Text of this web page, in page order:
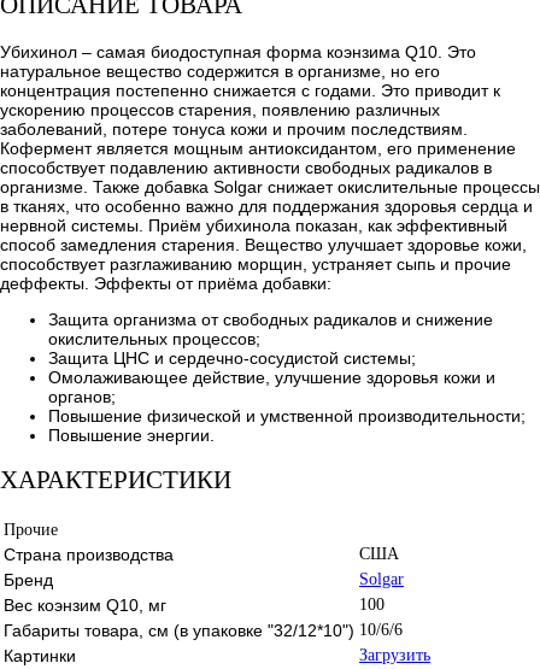
Убихинол – самая биодоступная форма коэнзима Q10. Это
натуральное вещество содержится в организме, но его
концентрация постепенно снижается с годами. Это приводит к
ускорению процессов старения, появлению различных
заболеваний, потере тонуса кожи и прочим последствиям.
Кофермент является мощным антиоксидантом, его применение
способствует подавлению активности свободных радикалов в
организме. Также добавка Solgar снижает окислительные процессы
в тканях, что особенно важно для поддержания здоровья сердца и
нервной системы. Приём убихинола показан, как эффективный
способ замедления старения. Вещество улучшает здоровье кожи,
способствует разглаживанию морщин, устраняет сыпь и прочие
деффекты. Эффекты от приёма добавки:
Защита организма от свободных радикалов и снижение
окислительных процессов;
Защита ЦНС и сердечно-сосудистой системы;
Омолаживающее действие, улучшение здоровья кожи и
органов;
Повышение физической и умственной производительности;
Повышение энергии.
ХАРАКТЕРИСТИКИ
Прочие
Страна производства США
Бренд Solgar
Вес коэнзим Q10, мг 100
Габариты товара, см (в упаковке "32/12*10") 10/6/6
Картинки Загрузить